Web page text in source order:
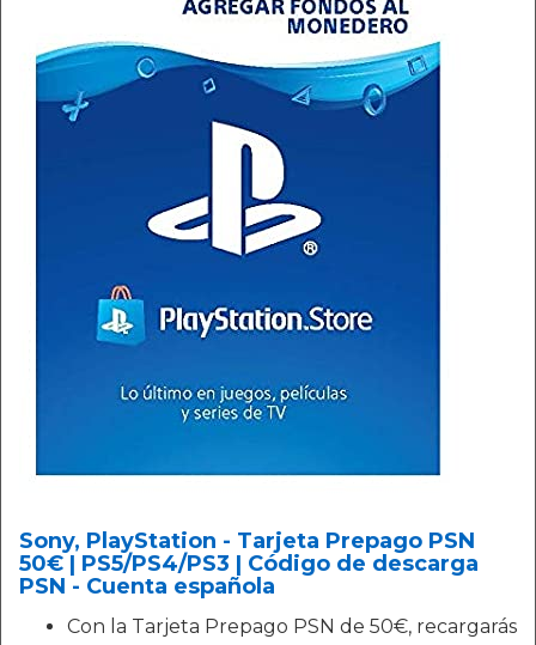
Sony, PlayStation - Tarjeta Prepago PSN
50€ | PS5/PS4/PS3 | Código de descarga
PSN - Cuenta española
Con la Tarjeta Prepago PSN de 50€, recargarás